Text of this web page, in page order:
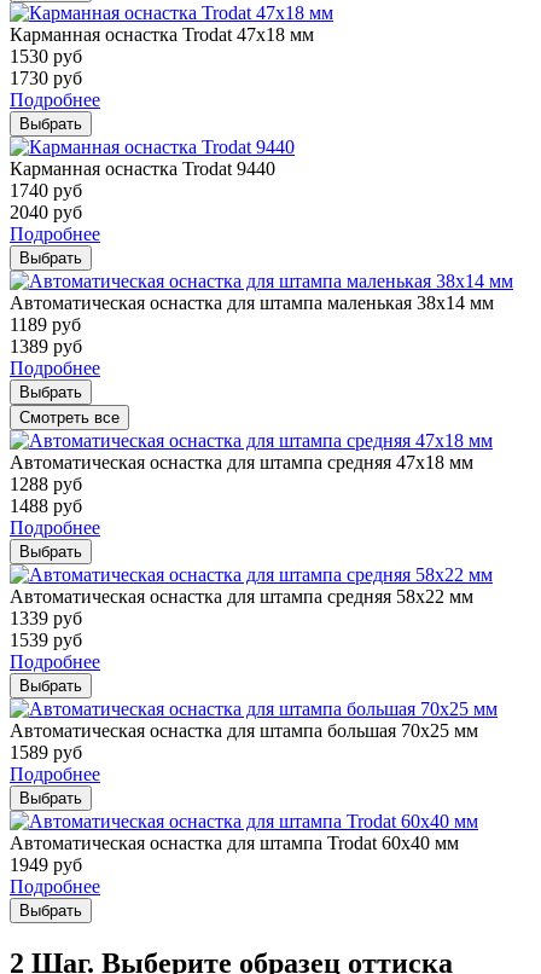
Карманная оснастка Trodat 47х18 мм
1530 руб
1730 руб
Подробнее
Выбрать
Карманная оснастка Trodat 9440
1740 руб
2040 руб
Подробнее
Выбрать
Автоматическая оснастка для штампа маленькая 38х14 мм
1189 руб
1389 руб
Подробнее
Выбрать
Смотреть все
Автоматическая оснастка для штампа средняя 47х18 мм
1288 руб
1488 руб
Подробнее
Выбрать
Автоматическая оснастка для штампа средняя 58х22 мм
1339 руб
1539 руб
Подробнее
Выбрать
Автоматическая оснастка для штампа большая 70х25 мм
1589 руб
Подробнее
Выбрать
Автоматическая оснастка для штампа Trodat 60х40 мм
1949 руб
Подробнее
Выбрать
2 Шаг. Выберите образец оттиска